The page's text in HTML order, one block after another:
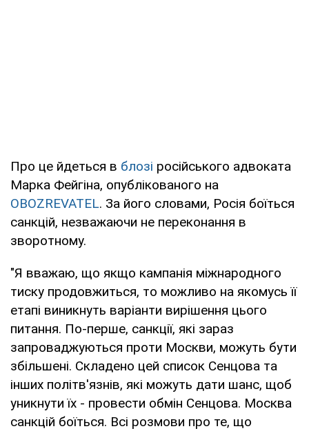
Про це йдеться в блозі російського адвоката
Марка Фейгіна, опублікованого на
OBOZREVATEL. За його словами, Росія боїться
санкцій, незважаючи не переконання в
зворотному.
"Я вважаю, що якщо кампанія міжнародного
тиску продовжиться, то можливо на якомусь її
етапі виникнуть варіанти вирішення цього
питання. По-перше, санкції, які зараз
запроваджуються проти Москви, можуть бути
збільшені. Складено цей список Сенцова та
інших політв'язнів, які можуть дати шанс, щоб
уникнути їх - провести обмін Сенцова. Москва
санкцій боїться. Всі розмови про те, що